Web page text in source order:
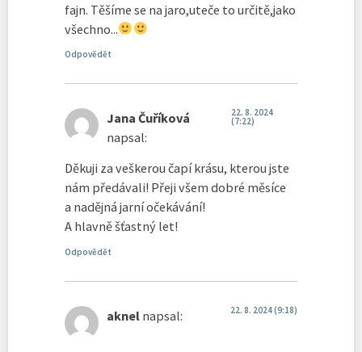
fajn. Těšíme se na jaro,uteče to určitě,jako
všechno...
Odpovědět
Jana Čuříková
napsal:
22. 8. 2024
(7:22)
Děkuji za veškerou čapí krásu, kterou jste
nám předávali! Přeji všem dobré měsíce
a nadějná jarní očekávání!
A hlavně šťastný let!
Odpovědět
aknel napsal: 22. 8. 2024 (9:18)